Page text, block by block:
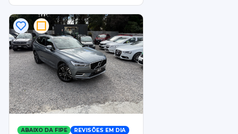
ABAIXO DA FIPE REVISÕES EM DIA